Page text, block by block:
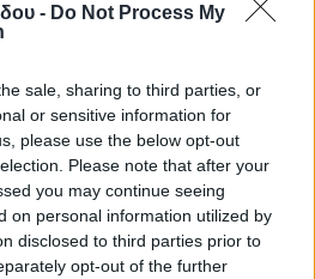
- Do Not Process My
sale, sharing to third parties, or
or sensitive information for
please use the below opt-out
Please note that after your
you may continue seeing
on personal information utilized by
disclosed to third parties prior to
opt-out of the further